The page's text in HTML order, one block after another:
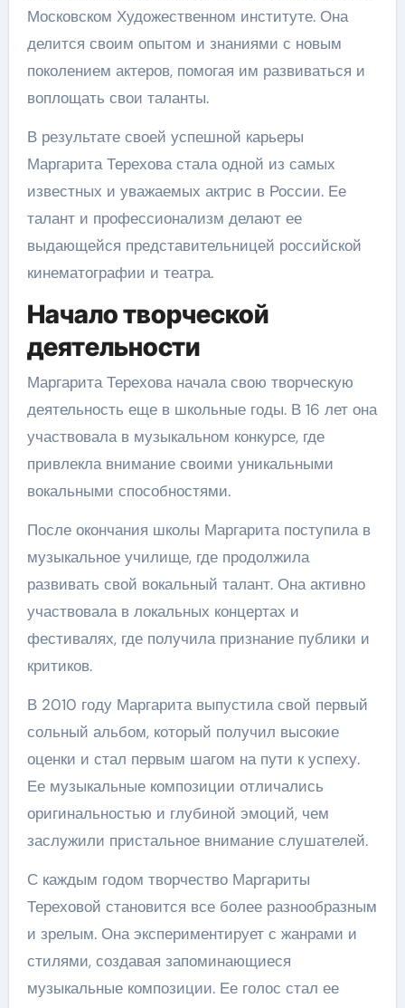
Московском Художественном институте. Она
делится своим опытом и знаниями с новым
поколением актеров, помогая им развиваться и
воплощать свои таланты.
В результате своей успешной карьеры
Маргарита Терехова стала одной из самых
известных и уважаемых актрис в России. Ее
талант и профессионализм делают ее
выдающейся представительницей российской
кинематографии и театра.
Начало творческой
деятельности
Маргарита Терехова начала свою творческую
деятельность еще в школьные годы. В 16 лет она
участвовала в музыкальном конкурсе, где
привлекла внимание своими уникальными
вокальными способностями.
После окончания школы Маргарита поступила в
музыкальное училище, где продолжила
развивать свой вокальный талант. Она активно
участвовала в локальных концертах и
фестивалях, где получила признание публики и
критиков.
В 2010 году Маргарита выпустила свой первый
сольный альбом, который получил высокие
оценки и стал первым шагом на пути к успеху.
Ее музыкальные композиции отличались
оригинальностью и глубиной эмоций, чем
заслужили пристальное внимание слушателей.
С каждым годом творчество Маргариты
Тереховой становится все более разнообразным
и зрелым. Она экспериментирует с жанрами и
стилями, создавая запоминающиеся
музыкальные композиции. Ее голос стал ее